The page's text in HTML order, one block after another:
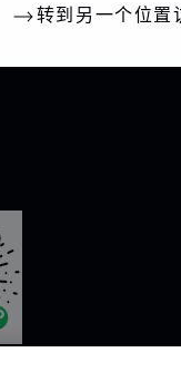
转到另一个位置